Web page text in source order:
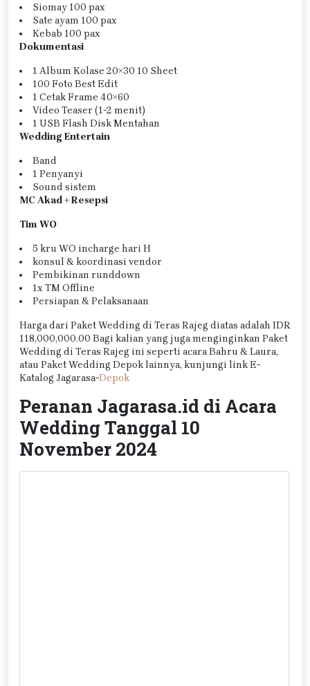
Siomay 100 pax
Sate ayam 100 pax
Kebab 100 pax
Dokumentasi
1 Album Kolase 20×30 10 Sheet
100 Foto Best Edit
1 Cetak Frame 40×60
Video Teaser (1-2 menit)
1 USB Flash Disk Mentahan
Wedding Entertain
Band
1 Penyanyi
Sound sistem
MC Akad + Resepsi
Tim WO
5 kru WO incharge hari H
konsul & koordinasi vendor
Pembikinan runddown
1x TM Offline
Persiapan & Pelaksanaan
Harga dari Paket Wedding di Teras Rajeg diatas adalah IDR
118,000,000.00 Bagi kalian yang juga menginginkan Paket
Wedding di Teras Rajeg ini seperti acara Bahru & Laura,
atau Paket Wedding Depok lainnya, kunjungi link E-
Katalog Jagarasa-Depok
Peranan Jagarasa.id di Acara
Wedding Tanggal 10
November 2024